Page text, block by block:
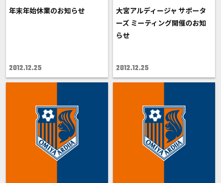
年末年始休業のお知らせ
2012.12.25
大宮アルディージャ サポータ
ーズ ミーティング開催のお知
らせ
2012.12.25